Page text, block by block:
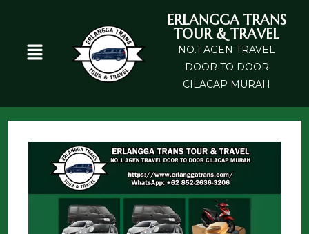
ERLANGGA TRANS
TOUR & TRAVEL
NO.1 AGEN TRAVEL
DOOR TO DOOR
CILACAP MURAH